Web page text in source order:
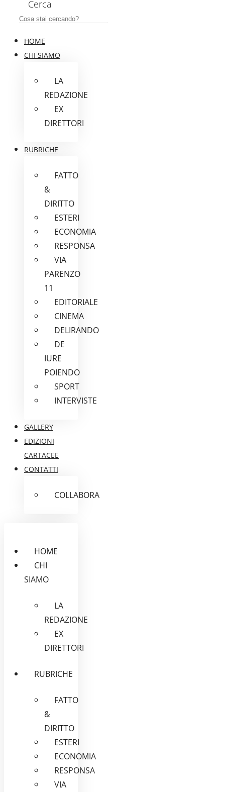
Cerca
HOME
CHI SIAMO
LA
REDAZIONE
EX
DIRETTORI
RUBRICHE
FATTO
&
DIRITTO
ESTERI
ECONOMIA
RESPONSA
VIA
PARENZO
11
EDITORIALE
CINEMA
DELIRANDO
DE
IURE
POIENDO
SPORT
INTERVISTE
GALLERY
EDIZIONI
CARTACEE
CONTATTI
COLLABORA
HOME
CHI
SIAMO
LA
REDAZIONE
EX
DIRETTORI
RUBRICHE
FATTO
&
DIRITTO
ESTERI
ECONOMIA
RESPONSA
VIA